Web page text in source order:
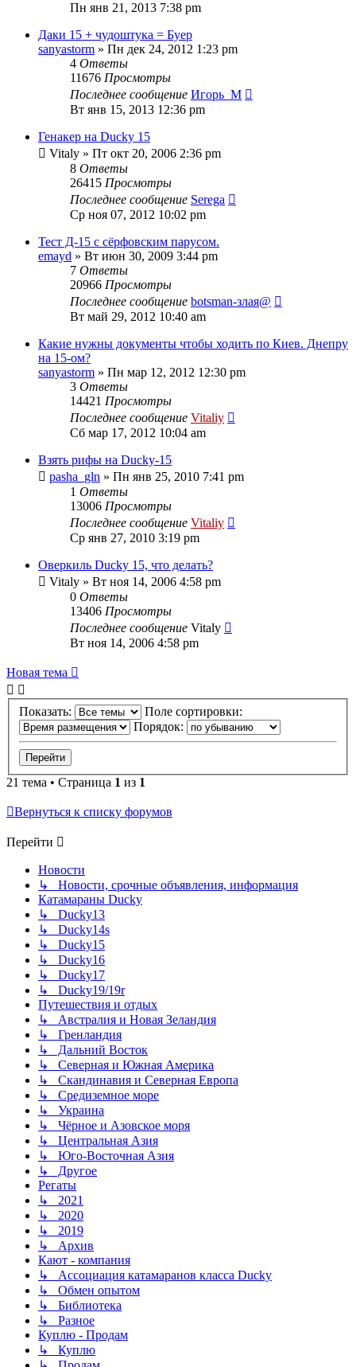
Пн янв 21, 2013 7:38 pm
Даки 15 + чудоштука = Буер
sanyastorm » Пн дек 24, 2012 1:23 pm
4 Ответы
11676 Просмотры
Последнее сообщение Игорь_М
Вт янв 15, 2013 12:36 pm
Генакер на Ducky 15
Vitaly » Пт окт 20, 2006 2:36 pm
8 Ответы
26415 Просмотры
Последнее сообщение Serega
Ср ноя 07, 2012 10:02 pm
Тест Д-15 с сёрфовским парусом.
emayd » Вт июн 30, 2009 3:44 pm
7 Ответы
20966 Просмотры
Последнее сообщение botsman-злая@
Вт май 29, 2012 10:40 am
Какие нужны документы чтобы ходить по Киев. Днепру
на 15-ом?
sanyastorm » Пн мар 12, 2012 12:30 pm
3 Ответы
14421 Просмотры
Последнее сообщение Vitaliy
Сб мар 17, 2012 10:04 am
Взять рифы на Ducky-15
pasha_gln » Пн янв 25, 2010 7:41 pm
1 Ответы
13006 Просмотры
Последнее сообщение Vitaliy
Ср янв 27, 2010 3:19 pm
Оверкиль Ducky 15, что делать?
Vitaly » Вт ноя 14, 2006 4:58 pm
0 Ответы
13406 Просмотры
Последнее сообщение Vitaly
Вт ноя 14, 2006 4:58 pm
Новая тема
Показать:
Поле сортировки:
Порядок:
21 тема • Страница 1 из 1
Вернуться к списку форумов
Перейти
Новости
↳ Новости, срочные объявления, информация
Катамараны Ducky
↳ Ducky13
↳ Ducky14s
↳ Ducky15
↳ Ducky16
↳ Ducky17
↳ Ducky19/19r
Путешествия и отдых
↳ Австралия и Новая Зеландия
↳ Гренландия
↳ Дальний Восток
↳ Северная и Южная Америка
↳ Скандинавия и Северная Европа
↳ Средиземное море
↳ Украина
↳ Чёрное и Азовское моря
↳ Центральная Азия
↳ Юго-Восточная Азия
↳ Другое
Регаты
↳ 2021
↳ 2020
↳ 2019
↳ Архив
Кают - компания
↳ Ассоциация катамаранов класса Ducky
↳ Обмен опытом
↳ Библиотека
↳ Разное
Куплю - Продам
↳ Куплю